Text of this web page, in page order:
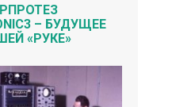
– БУДУЩЕЕ
«РУКЕ»